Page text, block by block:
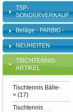
TSP-
SONDERVERKAUF
Beläge - FARBIG -
NEUHEITEN
TISCHTENNIS-
ARTIKEL
Tischtennis Bälle-
> (17)
Tischtennis